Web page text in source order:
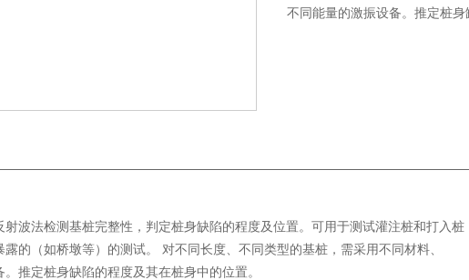
不同能量的激振设备。推定桩身
波法检测基桩完整性，判定桩身缺陷的程度及位置。可用于测试灌注桩和打入桩
的（如桥墩等）的测试。 对不同长度、不同类型的基桩，需采用不同材料、
推定桩身缺陷的程度及其在桩身中的位置。